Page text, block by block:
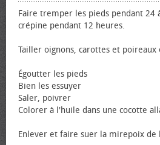
Faire tremper les pieds pendant 24
crépine pendant 12 heures.
Tailler oignons, carottes et
Égoutter les pieds
Bien les essuyer
Saler, poivrer
Colorer à l'huile dans une cocotte
Enlever et faire suer la mirepoix de